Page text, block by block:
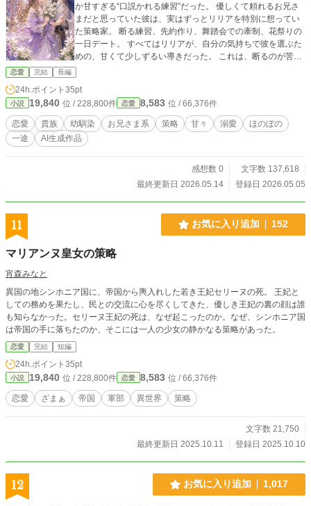
か甘すぎる“口説かれる練習”だった。 優しくて頼れるお兄さ
まだと思っていた彼は、実はずっとリリアを特別に想ってい
た策略家。 断る練習、先約作り、舞踏会での牽制、花祭りの
一日デート。 すべてはリリアが、自分の気持ちで彼を選ぶた
めの、甘くて少しずるい導きだった。 これは、断るのが苦手
な天然令嬢が、 幼馴染のお兄さまに優しく甘く囲い込まれ
て、王都でいちばん甘い婚約者になるまでのお話。 ◇完結済
ー全10話◇
恋愛 完結 長編
24h.ポイント 35pt
小説 19,840 位 / 228,800件 恋愛 8,583 位 / 66,376件
恋愛 貴族 幼馴染 お兄さま系 策略 甘々 溺愛
ほのぼの
一途
AI生成作品
感想数 0
文字数 137,618
最終更新日 2026.05.14
登録日 2026.05.05
11 お気に入り追加 152
マリアンヌ皇女の策略
宵森みなと
異国の地シンホニア国に、帝国から輿入れした若き王妃セリーヌの死。 王妃と
しての務めを果たし、民との交流に心を尽くしてきた、優しき王妃の裏の顔は誰
も知らなかった。セリーヌ王妃の死は、なぜ起こったのか。なぜ、シンホニア国
は帝国の手に落ちたのか、そこには一人の少女の静かなる策略があった。
恋愛 完結 短編
24h.ポイント 35pt
小説 19,840 位 / 228,800件 恋愛 8,583 位 / 66,376件
恋愛 ざまぁ 帝国 軍部 異世界 策略
文字数 21,750
最終更新日 2025.10.11
登録日 2025.10.10
12 お気に入り追加 1,017